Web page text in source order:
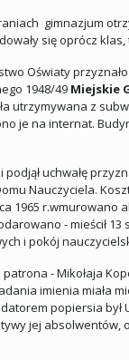
gimnazjum
się oprócz
Oświaty
1948/49 Miejskie
utrzymywana z
je na internat.
podjął uchwałę
Nauczyciela.
1965
- mieścił
i pokój
- Mikołaja
imienia miała
popiersia
jej absolwentów,